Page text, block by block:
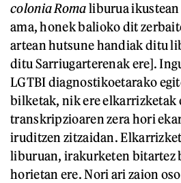
colonia Romaliburua
ama, honek balioko dit
artean hutsune handiak ditu
ditu Sarriugarterenak ere].
LGTBI diagnostikoetarako
bilketak, nik ere elkarrizketak
transkripzioaren zera hori
iruditzen zitzaidan.
liburuan, irakurketen bitartez
horietan ere. Nori ari zaion